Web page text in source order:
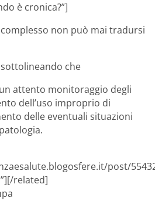
è cronica?”]
complesso non può mai tradursi
che
attento monitoraggio degli
dell’uso improprio di
delle eventuali situazioni
post/
related]